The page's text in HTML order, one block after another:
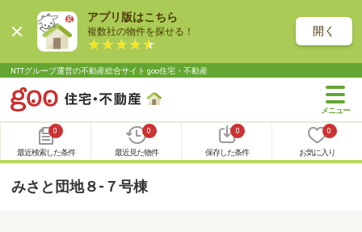
アプリ版はこちら
複数社の物件を探せる！ 開く
NTTグループ運営の不動産総合サイト goo住宅・不動産
0
最近検索した条件
0
最近見た物件
0
保存した条件
0
お気に入り
みさと団地８-７号棟